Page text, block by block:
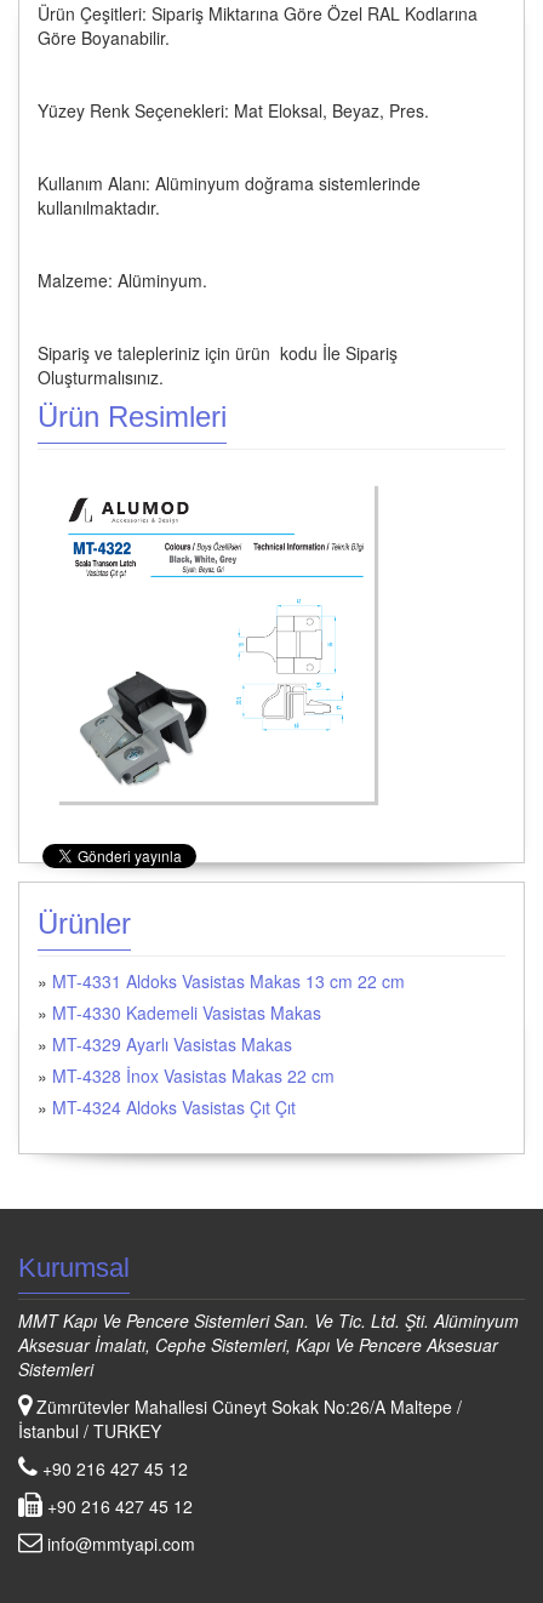
Ürün Çeşitleri: Sipariş Miktarına Göre Özel RAL Kodlarına
Göre Boyanabilir.
Yüzey Renk Seçenekleri: Mat Eloksal, Beyaz, Pres.
Kullanım Alanı: Alüminyum doğrama sistemlerinde
kullanılmaktadır.
Malzeme: Alüminyum.
Sipariş ve talepleriniz için ürün kodu İle Sipariş
Oluşturmalısınız.
Ürün Resimleri
Ürünler
» MT-4331 Aldoks Vasistas Makas 13 cm 22 cm
» MT-4330 Kademeli Vasistas Makas
» MT-4329 Ayarlı Vasistas Makas
» MT-4328 İnox Vasistas Makas 22 cm
» MT-4324 Aldoks Vasistas Çıt Çıt
Kurumsal
MMT Kapı Ve Pencere Sistemleri San. Ve Tic. Ltd. Şti. Alüminyum
Aksesuar İmalatı, Cephe Sistemleri, Kapı Ve Pencere Aksesuar
Sistemleri
Zümrütevler Mahallesi Cüneyt Sokak No:26/A Maltepe /
İstanbul / TURKEY
+90 216 427 45 12
+90 216 427 45 12
info@mmtyapi.com